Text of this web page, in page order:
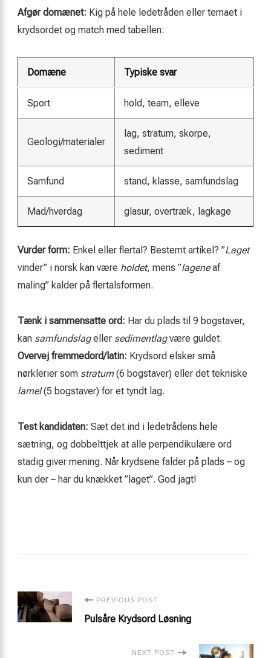
Afgør domænet: Kig på hele ledetråden eller temaet i
krydsordet og match med tabellen:
Domæne Typiske svar
Sport hold, team, elleve
Geologi/materialer
lag, stratum, skorpe,
sediment
Samfund stand, klasse, samfundslag
Mad/hverdag glasur, overtræk, lagkage
Vurder form: Enkel eller flertal? Bestemt artikel? ”Laget
vinder” i norsk kan være holdet, mens ”lageneaf
maling” kalder på flertalsformen.
Tænk i sammensatte ord: Har du plads til 9 bogstaver,
kan samfundslageller sedimentlagvære guldet.
Overvej fremmedord/latin: Krydsord elsker små
nørklerier som stratum(6 bogstaver) eller det tekniske
lamel(5 bogstaver) for et tyndt lag.
Test kandidaten: Sæt det ind i ledetrådens hele
sætning, og dobbelttjek at alle perpendikulære ord
stadig giver mening. Når krydsene falder på plads – og
kun der – har du knækket ”laget”. God jagt!
Post
PREVIOUS POST
Pulsåre Krydsord Løsning
NEXT POST